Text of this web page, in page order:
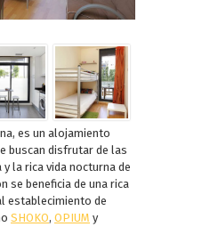
es un alojamiento
buscan disfrutar de las
la rica vida nocturna de
se beneficia de una rica
establecimiento de
SHOKO, OPIUM y